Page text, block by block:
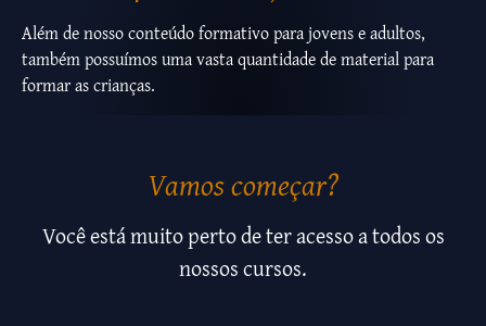
Além de nosso conteúdo formativo para jovens e adultos,
também possuímos uma vasta quantidade de material para
formar as crianças.
Vamos começar?
Você está muito perto de ter acesso a todos os
nossos cursos.